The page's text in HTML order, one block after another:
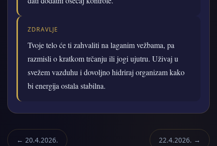
ZDRAVLJE
Tvoje telo će ti zahvaliti na laganim vežbama, pa
razmisli o kratkom trčanju ili jogi ujutru. Uživaj u
svežem vazduhu i dovoljno hidriraj organizam kako
bi energija ostala stabilna.
← 20.4.2026. 22.4.2026. →